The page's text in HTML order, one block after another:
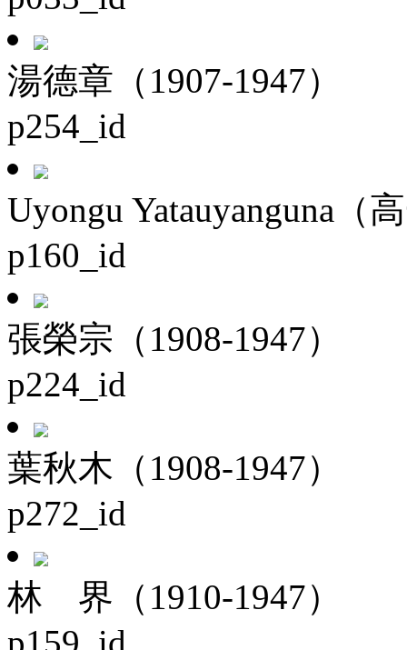
湯德章（1907-1947）
p254_id
Uyongu Yatauyanguna（
p160_id
張榮宗（1908-1947）
p224_id
葉秋木（1908-1947）
p272_id
林 界（1910-1947）